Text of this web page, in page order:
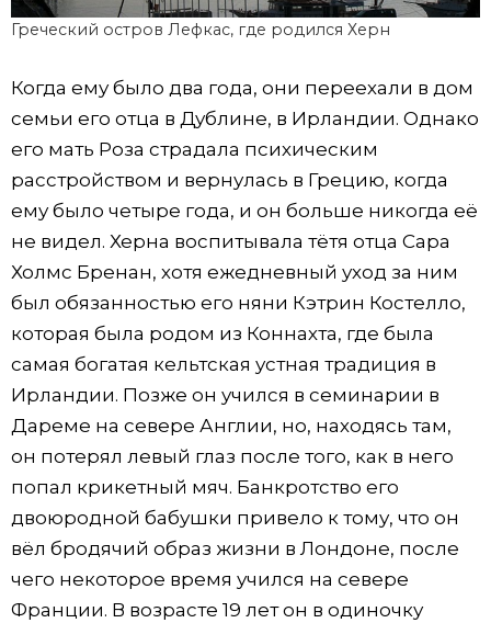
Греческий остров Лефкас, где родился Херн
Когда ему было два года, они переехали в дом
семьи его отца в Дублине, в Ирландии. Однако
его мать Роза страдала психическим
расстройством и вернулась в Грецию, когда
ему было четыре года, и он больше никогда её
не видел. Херна воспитывала тётя отца Сара
Холмс Бренан, хотя ежедневный уход за ним
был обязанностью его няни Кэтрин Костелло,
которая была родом из Коннахта, где была
самая богатая кельтская устная традиция в
Ирландии. Позже он учился в семинарии в
Дареме на севере Англии, но, находясь там,
он потерял левый глаз после того, как в него
попал крикетный мяч. Банкротство его
двоюродной бабушки привело к тому, что он
вёл бродячий образ жизни в Лондоне, после
чего некоторое время учился на севере
Франции. В возрасте 19 лет он в одиночку